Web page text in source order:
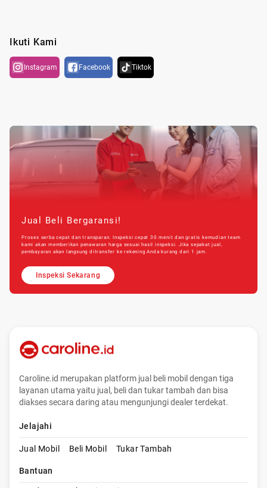
Ikuti Kami
Instagram Facebook Tiktok
Jual Beli Bergaransi!
Proses serba cepat dan transparan. Inspeksi cepat 30 menit dan gratis kemudian team
kami akan memberikan penawaran harga sesuai hasil inspeksi. Jika sepakat jual,
pembayaran akan langsung ditransfer ke rekening Anda kurang dari 1 jam.
Inspeksi Sekarang
Caroline.id merupakan platform jual beli mobil dengan tiga
layanan utama yaitu jual, beli dan tukar tambah dan bisa
diakses secara daring atau mengunjungi dealer terdekat.
Jelajahi
Jual Mobil Beli Mobil Tukar Tambah
Bantuan